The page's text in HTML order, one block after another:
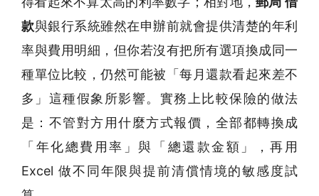
款與銀行系統雖然在申辦前就會提供清楚的年利
率與費用明細，但你若沒有把所有選項換成同一
種單位比較，仍然可能被「每月還款看起來差不
多」這種假象所影響。實務上比較保險的做法
是：不管對方用什麼方式報價，全部都轉換成
「年化總費用率」與「總還款金額」，再用
Excel 做不同年限與提前清償情境的敏感度試